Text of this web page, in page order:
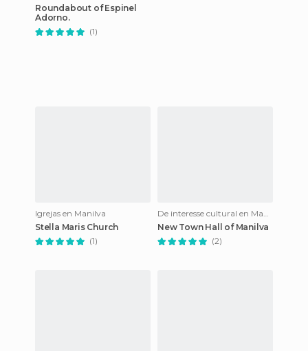
Roundabout of Espinel
Adorno.
(1)
Igrejas en Manilva
Stella Maris Church
(1)
De interesse cultural en Manilva
New Town Hall of Manilva
(2)